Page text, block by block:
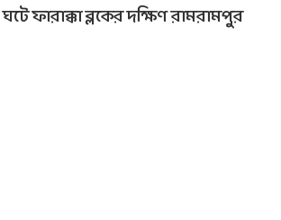
ব্লকের দক্ষিণ রামরামপুর